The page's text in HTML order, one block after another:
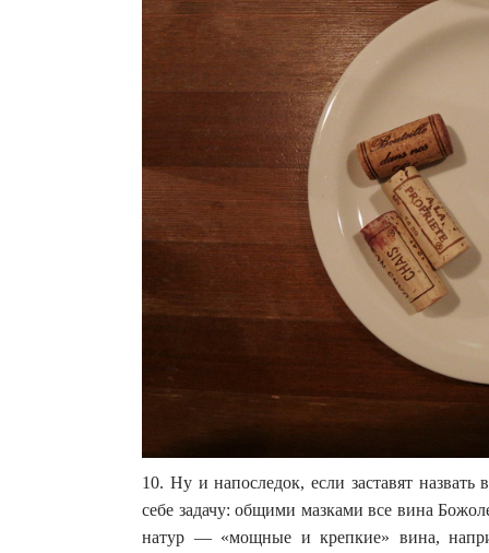
10. Ну и напоследок, если заставят
себе задачу: общими мазками все вина
натур — «мощные и крепкие» вина,